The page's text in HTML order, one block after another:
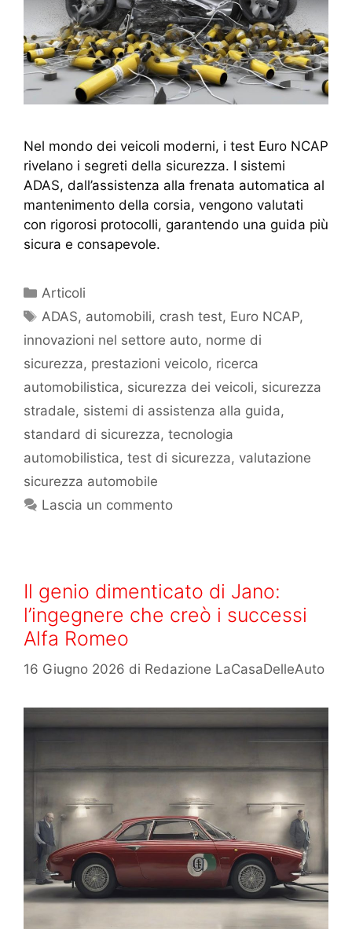
Nel mondo dei veicoli moderni, i test Euro NCAP
rivelano i segreti della sicurezza. I sistemi
ADAS, dall’assistenza alla frenata automatica al
mantenimento della corsia, vengono valutati
con rigorosi protocolli, garantendo una guida più
sicura e consapevole.
Articoli
ADAS, automobili, crash test, Euro NCAP,
innovazioni nel settore auto, norme di
sicurezza, prestazioni veicolo, ricerca
automobilistica, sicurezza dei veicoli, sicurezza
stradale, sistemi di assistenza alla guida,
standard di sicurezza, tecnologia
automobilistica, test di sicurezza, valutazione
sicurezza automobile
Lascia un commento
Il genio dimenticato di Jano:
l’ingegnere che creò i successi
Alfa Romeo
16 Giugno 2026 di Redazione LaCasaDelleAuto